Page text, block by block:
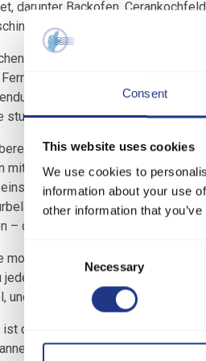
Consent
This website uses cookies
We use cookies to
information about your use
other information that
Necessary
darunter Backofen,
So können Sie ganz einfach
Unterhaltung ist dieses Haus
mit dänischem und
Zusätzlich stehen Ihnen
Spaß mit Familie und
ist genauso beeindruckend
mit einem guten Buch oder zum
sodass Sie Ihre
Grundstück bietet viel
– dieses Haus ist also die
modernen Komfort schätzen, gibt
Jahreszeit wohlfühlen. Mit
und Sie haben mehr Zeit, Ihren
dieses Haus die perfekte
und für gesellige Stunden.